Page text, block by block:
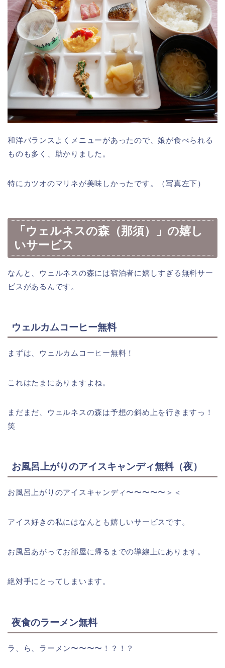
和洋バランスよくメニューがあったので、娘が食べられる
ものも多く、助かりました。
特にカツオのマリネが美味しかったです。（写真左下）
「ウェルネスの森（那須）」の嬉し
いサービス
なんと、ウェルネスの森には宿泊者に嬉しすぎる無料サー
ビスがあるんです。
ウェルカムコーヒー無料
まずは、ウェルカムコーヒー無料！
これはたまにありますよね。
まだまだ、ウェルネスの森は予想の斜め上を行きますっ！
笑
お風呂上がりのアイスキャンディ無料（夜）
お風呂上がりのアイスキャンディ〜〜〜〜〜＞＜
アイス好きの私にはなんとも嬉しいサービスです。
お風呂あがってお部屋に帰るまでの導線上にあります。
絶対手にとってしまいます。
夜食のラーメン無料
ラ、ら、ラーメン〜〜〜〜！？！？